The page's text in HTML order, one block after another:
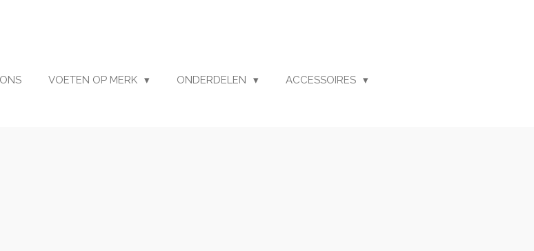
VOETEN OP MERK ONDERDELEN
ACCESSOIRES